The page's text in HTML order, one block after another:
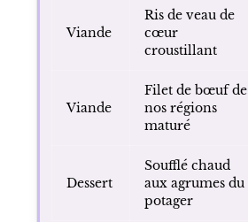
Viande
Ris de veau de
cœur
croustillant
Viande
Filet de bœuf de
nos régions
maturé
Dessert
Soufflé chaud
aux agrumes du
potager